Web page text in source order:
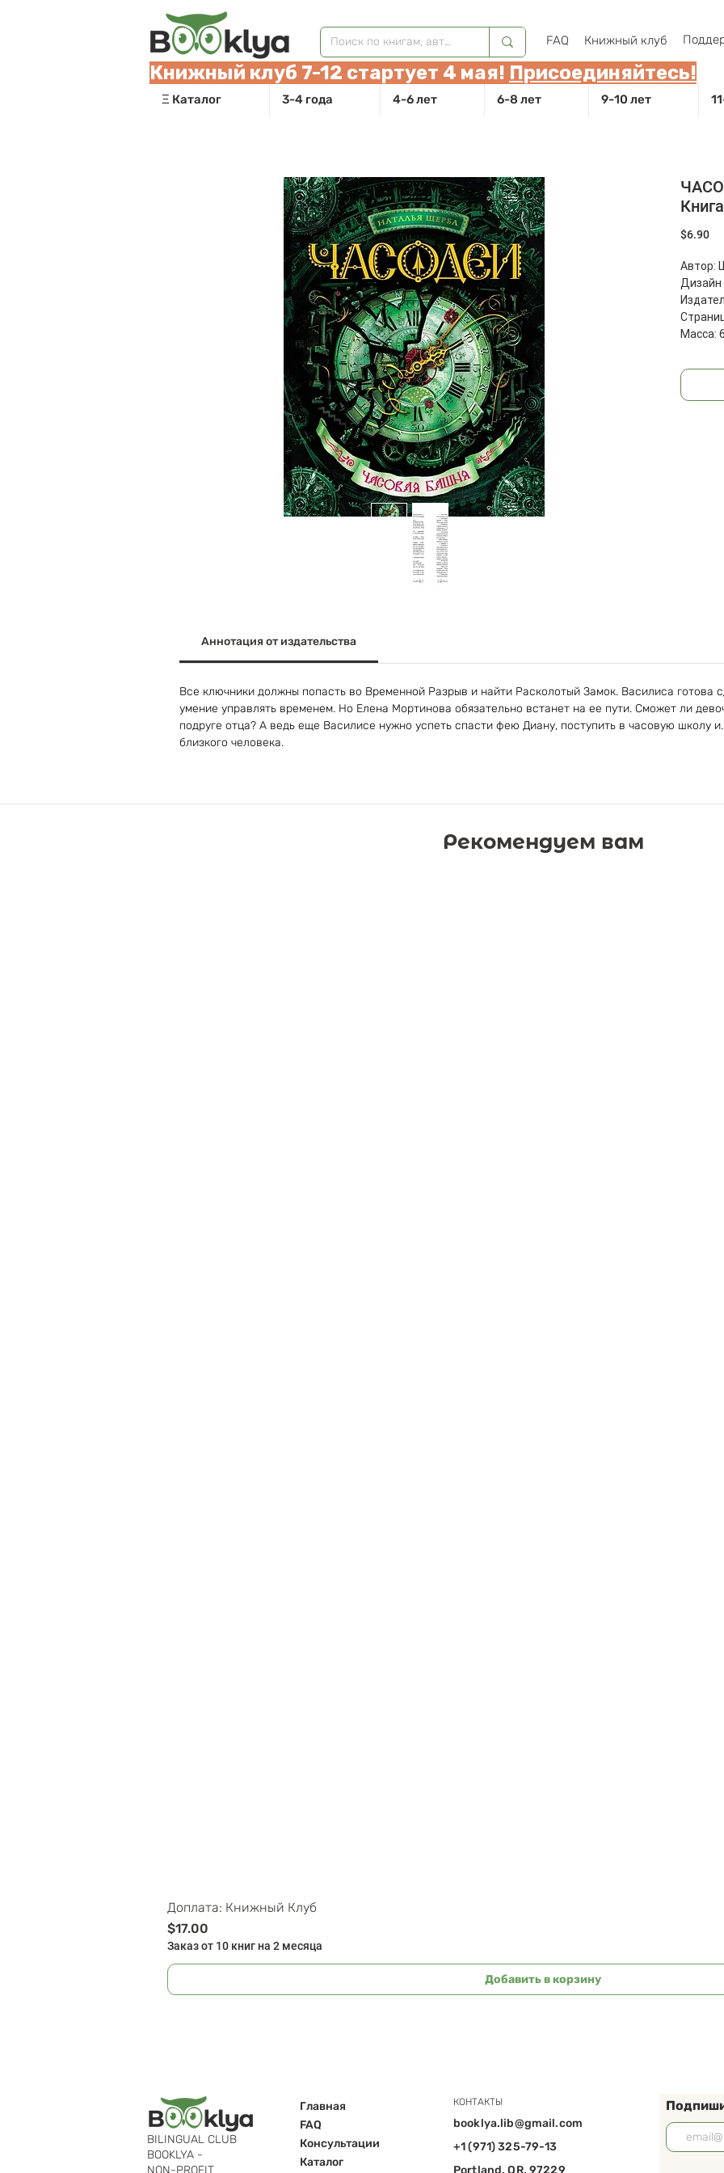
FAQ Книжный клуб
Ξ Каталог 3-4 года 4-6 лет 6-8 лет 9-10 лет
Книжный клуб 7-12 стартует 4 мая! Присоединяйтесь!
$6.90
Автор:
Дизайн
Масса:
Аннотация от издательства
Все ключники должны попасть во Временной Разрыв и найти Расколотый Замок. Василиса готова
умение управлять временем. Но Елена Мортинова обязательно встанет на ее пути. Сможет ли
подруге отца? А ведь еще Василисе нужно успеть спасти фею Диану, поступить в часовую школу
близкого человека.
Рекомендуем вам
Доплата: Книжный Клуб
Цена
$17.00
Заказ от 10 книг на 2 месяца
Добавить в корзину
BILINGUAL CLUB
BOOKLYA -
Главная
FAQ
Консультации
Каталог
КОНТАКТЫ
booklya.lib@gmail.com
+1 (971) 325-79-13